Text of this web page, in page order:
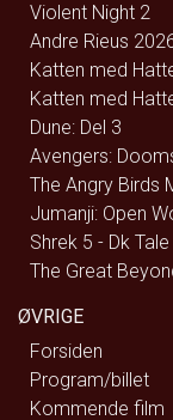
Violent Night 2
Andre Rieus
Katten med
Katten med
Dune: Del 3
Avengers:
The Angry Birds
Jumanji: Open
Shrek 5 - Dk Tale
The Great
ØVRIGE
Forsiden
Program/billet
Kommende film